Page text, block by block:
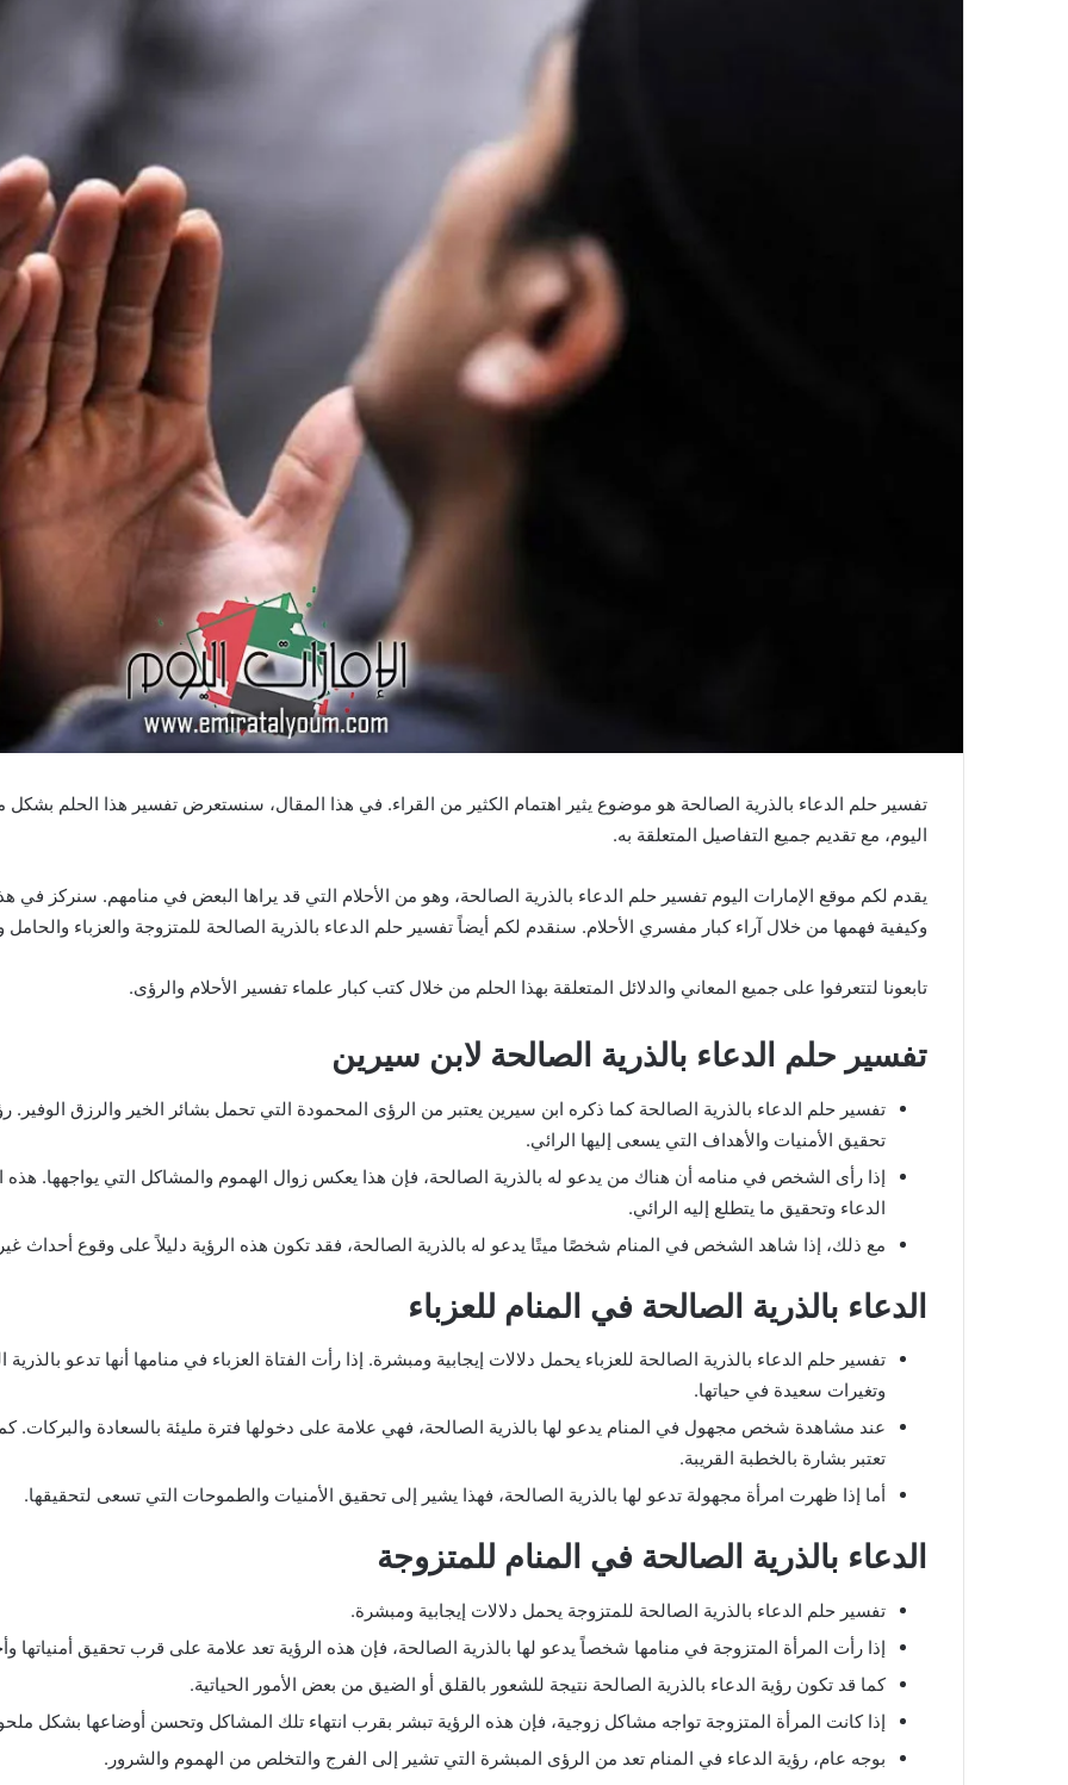
تفسير حلم الدعاء بالذرية الصالحة هو موضوع يثير اهتمام الكثير من القراء. في هذا المقال، سنستعرض تفسير هذا الحلم
اليوم، مع تقديم جميع التفاصيل المتعلقة به.
يقدم لكم موقع الإمارات اليوم تفسير حلم الدعاء بالذرية الصالحة، وهو من الأحلام التي قد يراها البعض في منامهم. سنركز في
وكيفية فهمها من خلال آراء كبار مفسري الأحلام. سنقدم لكم أيضاً تفسير حلم الدعاء بالذرية الصالحة للمتزوجة والعزباء
تابعونا لتتعرفوا على جميع المعاني والدلائل المتعلقة بهذا الحلم من خلال كتب كبار علماء تفسير الأحلام والرؤى.
تفسير حلم الدعاء بالذرية الصالحة لابن سيرين
تفسير حلم الدعاء بالذرية الصالحة كما ذكره ابن سيرين يعتبر من الرؤى المحمودة التي تحمل بشائر الخير والرزق الوفير.
تحقيق الأمنيات والأهداف التي يسعى إليها الرائي.
إذا رأى الشخص في منامه أن هناك من يدعو له بالذرية الصالحة، فإن هذا يعكس زوال الهموم والمشاكل التي يواجهها. هذه
الدعاء وتحقيق ما يتطلع إليه الرائي.
مع ذلك، إذا شاهد الشخص في المنام شخصًا ميتًا يدعو له بالذرية الصالحة، فقد تكون هذه الرؤية دليلاً على وقوع أحداث
الدعاء بالذرية الصالحة في المنام للعزباء
تفسير حلم الدعاء بالذرية الصالحة للعزباء يحمل دلالات إيجابية ومبشرة. إذا رأت الفتاة العزباء في منامها أنها تدعو
وتغيرات سعيدة في حياتها.
عند مشاهدة شخص مجهول في المنام يدعو لها بالذرية الصالحة، فهي علامة على دخولها فترة مليئة بالسعادة والبركات. كما
تعتبر بشارة بالخطبة القريبة.
أما إذا ظهرت امرأة مجهولة تدعو لها بالذرية الصالحة، فهذا يشير إلى تحقيق الأمنيات والطموحات التي تسعى لتحقيقها.
الدعاء بالذرية الصالحة في المنام للمتزوجة
تفسير حلم الدعاء بالذرية الصالحة للمتزوجة يحمل دلالات إيجابية ومبشرة.
إذا رأت المرأة المتزوجة في منامها شخصاً يدعو لها بالذرية الصالحة، فإن هذه الرؤية تعد علامة على قرب تحقيق أمنياتها
كما قد تكون رؤية الدعاء بالذرية الصالحة نتيجة للشعور بالقلق أو الضيق من بعض الأمور الحياتية.
إذا كانت المرأة المتزوجة تواجه مشاكل زوجية، فإن هذه الرؤية تبشر بقرب انتهاء تلك المشاكل وتحسن أوضاعها بشكل
بوجه عام، رؤية الدعاء في المنام تعد من الرؤى المبشرة التي تشير إلى الفرج والتخلص من الهموم والشرور.